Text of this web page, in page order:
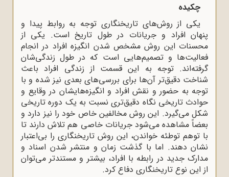
چکیده
یکی از روش‌های تاریخنگاری توجه به روابط پیدا و
پنهان افراد و جریانات در طول تاریخ است. یکی از
محسنات این روش مشخص شدن انگیزه افراد در انجام
فعالیت‌ها و تصمیم‌هایی است که در طول زندگی‌شان
گرفته‌اند. توجه به این قسمت از زندگی افراد باعث
شناخت دقیق‌تر آن‌ها برای بررسی‌های بعدی نیز شده و با
توجه به حضور و نقش افراد و انگیزه‌هایشان در وقایع و
حوادث تاریخی نگاه دقیق‌تری نسبت به یک دوره تاریخی
شکل می‌گیرد. این روش مخالفین خاص خود را نیز دارد و
بعضاً مشاهده می‌شود جریانات خاصی هم تلاش دارند تا
با توهم توطئه خواندن، این روش تاریخنگاری را بی‌اعتبار
نشان دهند. اما با گذشت زمان و منتشر شدن اسناد و
مدارک جدید در رابطه با افراد، بیشتر و مستندتر می‌توان
از این نوع تاریخنگاری دفاع کرد.